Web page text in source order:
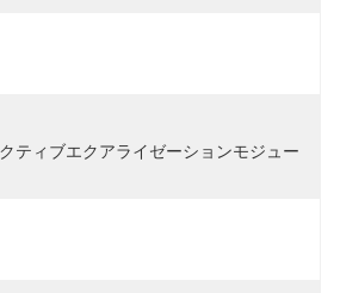
ティブエクアライゼーションモジュー